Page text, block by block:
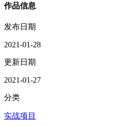
作品信息
发布日期
2021-01-28
更新日期
2021-01-27
分类
实战项目